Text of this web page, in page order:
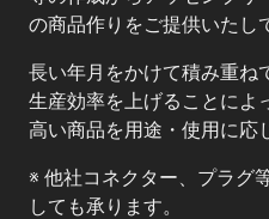
の商品作りをご提供いたし
長い年月をかけて積み重ね
生産効率を上げることによ
高い商品を用途・使用に応
※ 他社コネクター、プラグ
しても承ります。